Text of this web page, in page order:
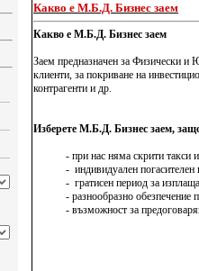
Какво е М.Б.Д. Бизнес заем
Какво е М.Б.Д. Бизнес заем
Заем предназначен за Физически
клиенти, за покриване на
контрагенти и др.
Изберете М.Б.Д. Бизнес заем,
- при нас няма скрити такси и
- индивидуален погасителен
- гратисен период за
- разнообразно обезпечение
- възможност за предоговаряне